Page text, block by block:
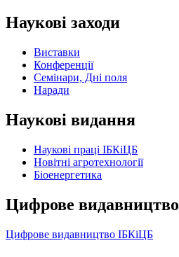
Наукові заходи
Виставки
Конференції
Семінари, Дні поля
Наради
Наукові видання
Наукові праці ІБКіЦБ
Новітні агротехнології
Бiоенергетика
Цифрове видавництво
Цифрове видавництво ІБКіЦБ